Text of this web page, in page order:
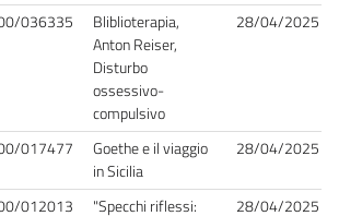
036335
Bliblioterapia,
Anton Reiser,
Disturbo
ossessivo-
compulsivo
28/04/2025
017477
Goethe e il viaggio
in Sicilia
28/04/2025
012013
"Specchi riflessi:
28/04/2025